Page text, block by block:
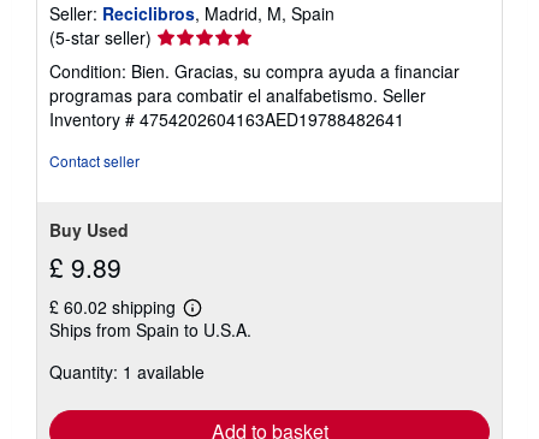
Seller: Reciclibros, Madrid, M, Spain
(5-star seller) Seller
rating
5
out
of
Condition: Bien. Gracias, su compra ayuda a financiar
programas para combatir el analfabetismo. Seller
Inventory # 4754202604163AED19788482641
Contact seller
Buy Used
£ 9.89
£ 60.02 shipping
Learn
more
shipping
Ships from Spain to U.S.A.
Quantity: 1 available
Add to basket